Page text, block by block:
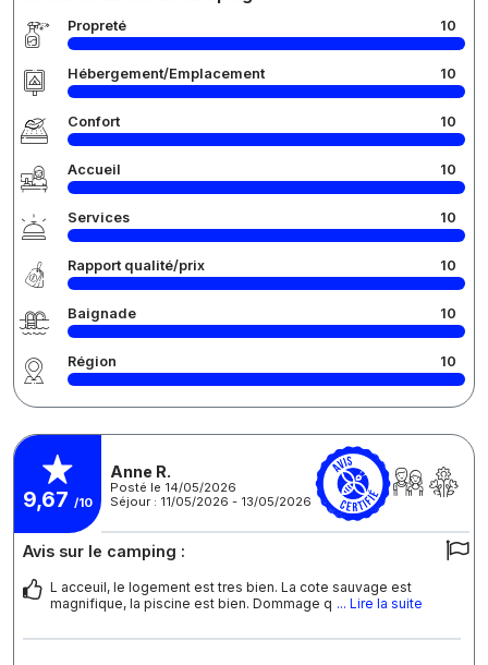
Propreté 10
Hébergement/Emplacement 10
Confort 10
Accueil 10
Services 10
Rapport qualité/prix 10
Baignade 10
Région 10
9,67 /10
Anne R.
Posté le 14/05/2026
Séjour : 11/05/2026 - 13/05/2026
Avis sur le camping :
L acceuil, le logement est tres bien. La cote sauvage est
magnifique, la piscine est bien. Dommage q ... Lire la suite